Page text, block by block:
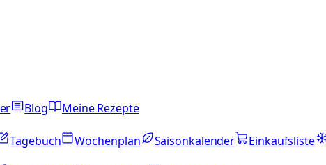
Blog
Meine Rezepte
Tagebuch Wochenplan Saisonkalender Einkaufsliste